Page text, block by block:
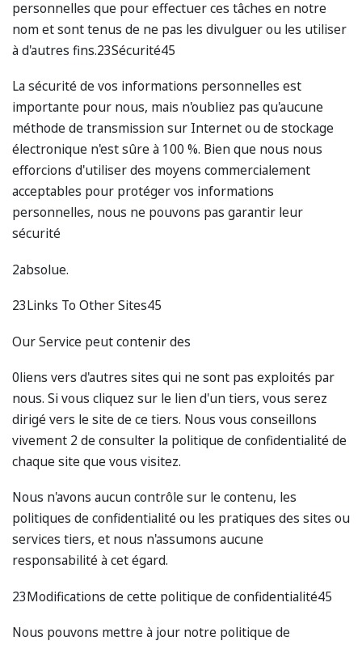
personnelles que pour effectuer ces tâches en notre
nom et sont tenus de ne pas les divulguer ou les utiliser
à d'autres fins.23Sécurité45
La sécurité de vos informations personnelles est
importante pour nous, mais n'oubliez pas qu'aucune
méthode de transmission sur Internet ou de stockage
électronique n'est sûre à 100 %. Bien que nous nous
efforcions d'utiliser des moyens commercialement
acceptables pour protéger vos informations
personnelles, nous ne pouvons pas garantir leur
sécurité
2absolue.
23Links To Other Sites45
Our Service peut contenir des
0liens vers d'autres sites qui ne sont pas exploités par
nous. Si vous cliquez sur le lien d'un tiers, vous serez
dirigé vers le site de ce tiers. Nous vous conseillons
vivement 2 de consulter la politique de confidentialité de
chaque site que vous visitez.
Nous n'avons aucun contrôle sur le contenu, les
politiques de confidentialité ou les pratiques des sites ou
services tiers, et nous n'assumons aucune
responsabilité à cet égard.
23Modifications de cette politique de confidentialité45
Nous pouvons mettre à jour notre politique de